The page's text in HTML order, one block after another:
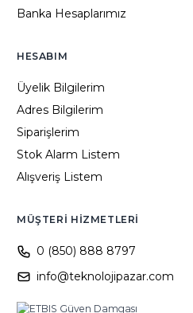
Banka Hesaplarımız
HESABIM
Üyelik Bilgilerim
Adres Bilgilerim
Siparişlerim
Stok Alarm Listem
Alışveriş Listem
MÜŞTERI HIZMETLERI
0 (850) 888 8797
info@teknolojipazar.com